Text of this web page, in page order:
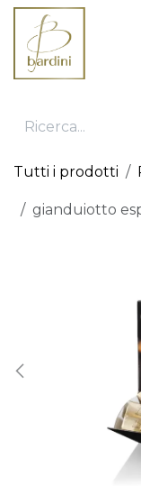
Passa al contenuto
Tutti i prodotti
gianduiotto